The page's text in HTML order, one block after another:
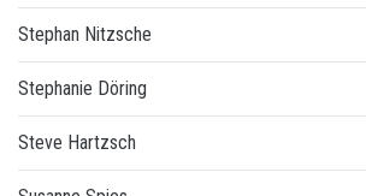
Stephan Nitzsche
Stephanie Döring
Steve Hartzsch